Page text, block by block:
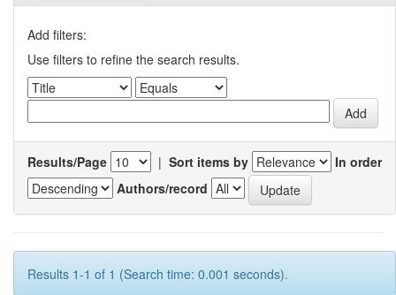
Add filters:
Use filters to refine the search results.
Results/Page | Sort items by
In order
Authors/record
Results 1-1 of 1 (Search time: 0.001 seconds).